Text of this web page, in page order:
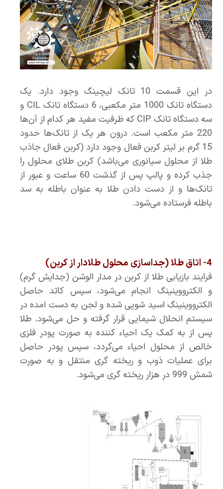
در این قسمت 10 تانک لیچینگ وجود دارد. یک
دستگاه تانک 1000 متر مکعبی، 6 دستگاه تانک CIL و
سه دستگاه تانک CIP که ظرفیت مفید هر کدام از آن‌ها
220 متر مکعب است. درون هر یک از تانک‌ها حدود
15 گرم بر لیتر کربن فعال وجود دارد (کربن فعال جاذب
طلا از محلول سیانوری می‌باشد) کربن طلای محلول را
جذب کرده و پالپ پس از گذشت 60 ساعت و عبور از
تانک‌ها و از دست دادن طلا به عنوان باطله به سد
باطله فرستاده می‌شود.
4- اتاق طلا (جداسازی محلول طلادار از کربن)
فرایند بازیابی طلا از کربن در مدار الوشن (جدایش گرم)
و الکترووینینگ انجام می‌شود، سپس کاتد حاصل
الکترووینینگ اسید شویی شده و لجن به دست امده در
سیستم انحلال شیمایی قرار گرفته و حل می‌شود. طلا
پس از به کمک یک احیاء کننده به صورت پودر فلزی
خالص از محلول احیاء می‌گردد، سپس پودر حاصل
برای عملیات ذوب و ریخته گری منتقل و به صورت
شمش 999 در هزار ریخته گری می‌شود.